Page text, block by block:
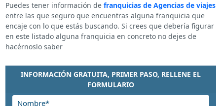
Puedes tener información de franquicias de Agencias de viajes
entre las que seguro que encuentras alguna franquicia que
encaje con lo que estás buscando. Si crees que debería figurar
en este listado alguna franquicia en concreto no dejes de
hacérnoslo saber
INFORMACIÓN GRATUITA, PRIMER PASO, RELLENE EL
FORMULARIO